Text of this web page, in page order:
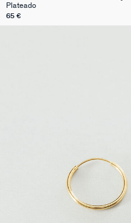
Plateado
65 €